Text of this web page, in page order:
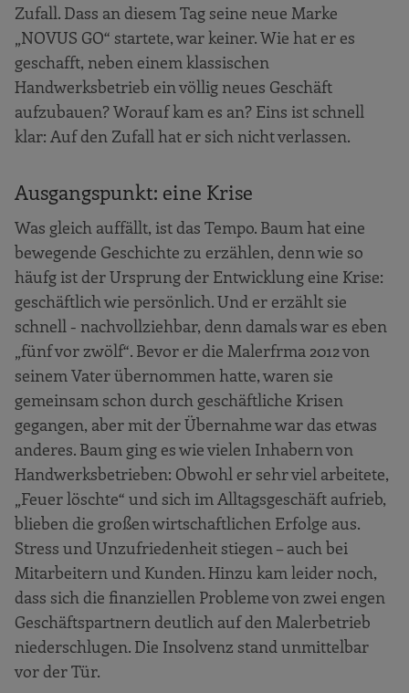
Zufall. Dass an diesem Tag seine neue Marke
„NOVUS GO“ startete, war keiner. Wie hat er es
geschafft, neben einem klassischen
Handwerksbetrieb ein völlig neues Geschäft
aufzubauen? Worauf kam es an? Eins ist schnell
klar: Auf den Zufall hat er sich nicht verlassen.
Ausgangspunkt: eine Krise
Was gleich auffällt, ist das Tempo. Baum hat eine
bewegende Geschichte zu erzählen, denn wie so
häufg ist der Ursprung der Entwicklung eine Krise:
geschäftlich wie persönlich. Und er erzählt sie
schnell - nachvollziehbar, denn damals war es eben
„fünf vor zwölf“. Bevor er die Malerfrma 2012 von
seinem Vater übernommen hatte, waren sie
gemeinsam schon durch geschäftliche Krisen
gegangen, aber mit der Übernahme war das etwas
anderes. Baum ging es wie vielen Inhabern von
Handwerksbetrieben: Obwohl er sehr viel arbeitete,
„Feuer löschte“ und sich im Alltagsgeschäft aufrieb,
blieben die großen wirtschaftlichen Erfolge aus.
Stress und Unzufriedenheit stiegen – auch bei
Mitarbeitern und Kunden. Hinzu kam leider noch,
dass sich die finanziellen Probleme von zwei engen
Geschäftspartnern deutlich auf den Malerbetrieb
niederschlugen. Die Insolvenz stand unmittelbar
vor der Tür.